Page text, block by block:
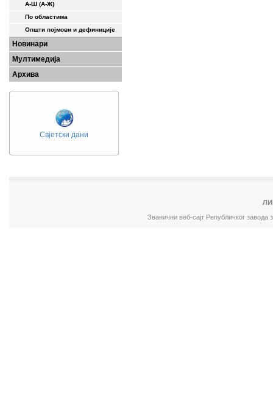
А-Ш (A-Ж)
По областима
Општи појмови и дефиниције
Новинари
Мултимедија
Архива
Свјетски дани
Званични веб-сајт Републичког